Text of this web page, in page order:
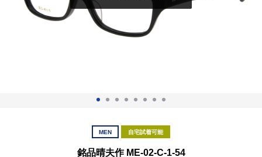
MEN 自宅試着可能
銘品晴夫作 ME-02-C-1-54